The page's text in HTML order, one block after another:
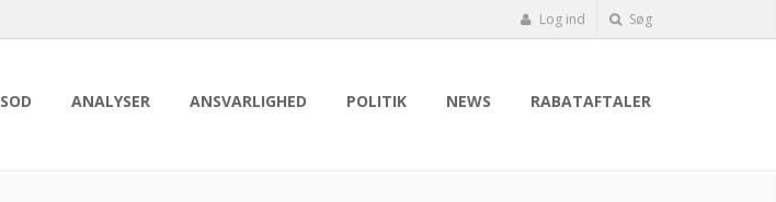
Log ind Søg
ANALYSER ANSVARLIGHED POLITIK NEWS RABATAFTALER